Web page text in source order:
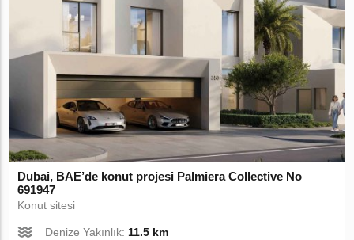
Dubai, BAE’de konut projesi Palmiera Collective No
691947
Konut sitesi
Denize Yakınlık: 11.5 km